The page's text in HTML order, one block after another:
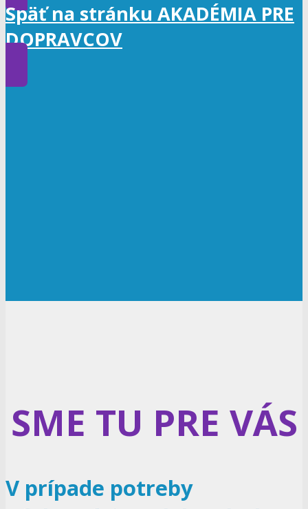
Späť na stránku AKADÉMIA PRE
DOPRAVCOV
SME TU PRE VÁS
V prípade potreby